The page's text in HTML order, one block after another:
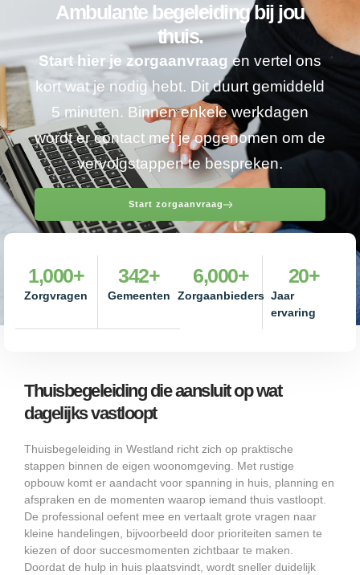
Ambulante begeleiding bij jou
thuis.
Start hier je zorgaanvraag en vertel ons
kort wat je nodig hebt. Dit duurt gemiddeld
5 minuten. Binnen enkele werkdagen
wordt er contact met je opgenomen om de
vervolgstappen te bespreken.
Start zorgaanvraag
Zorgvragen
1,000+
Gemeenten
342+
Zorgaanbieders
6,000+
Jaar
ervaring
20+
Thuisbegeleiding die aansluit op wat
dagelijks vastloopt
Thuisbegeleiding in Westland richt zich op praktische
stappen binnen de eigen woonomgeving. Met rustige
opbouw komt er aandacht voor spanning in huis, planning en
afspraken en de momenten waarop iemand thuis vastloopt.
De professional oefent mee en vertaalt grote vragen naar
kleine handelingen, bijvoorbeeld door prioriteiten samen te
kiezen of door succesmomenten zichtbaar te maken.
Doordat de hulp in huis plaatsvindt, wordt sneller duidelijk